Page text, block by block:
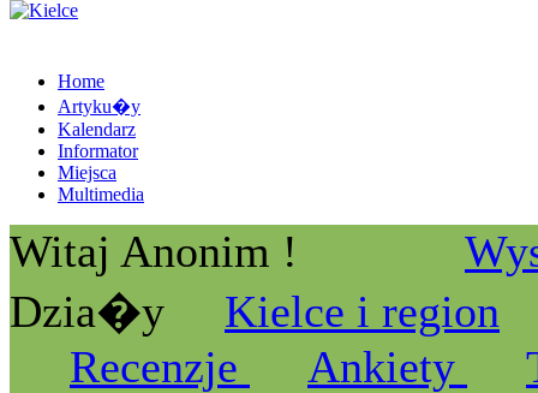
Home
Artyku�y
Kalendarz
Informator
Miejsca
Multimedia
Witaj Anonim !
Dzia�y
Kielce i region
Recenzje
Ankiety